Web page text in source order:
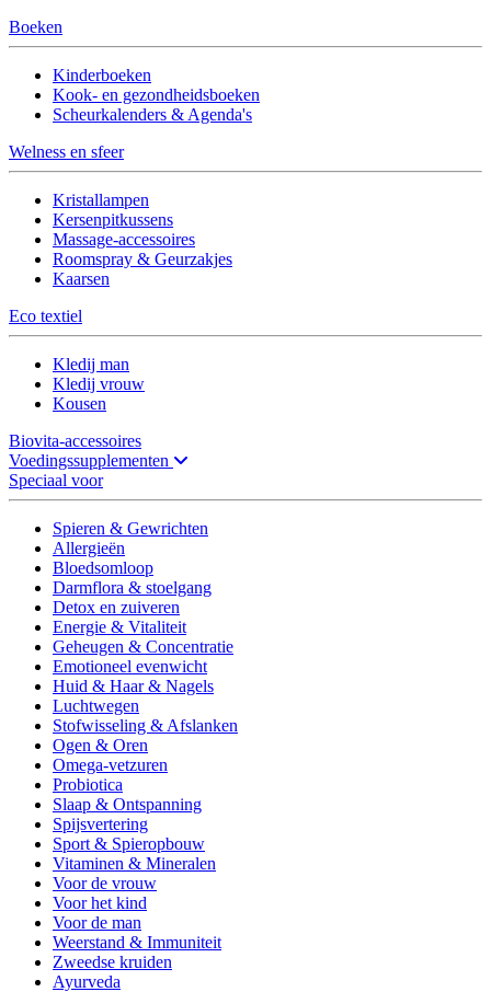
Boeken
Kinderboeken
Kook- en gezondheidsboeken
Scheurkalenders & Agenda's
Welness en sfeer
Kristallampen
Kersenpitkussens
Massage-accessoires
Roomspray & Geurzakjes
Kaarsen
Eco textiel
Kledij man
Kledij vrouw
Kousen
Biovita-accessoires
Voedingssupplementen
Speciaal voor
Spieren & Gewrichten
Allergieën
Bloedsomloop
Darmflora & stoelgang
Detox en zuiveren
Energie & Vitaliteit
Geheugen & Concentratie
Emotioneel evenwicht
Huid & Haar & Nagels
Luchtwegen
Stofwisseling & Afslanken
Ogen & Oren
Omega-vetzuren
Probiotica
Slaap & Ontspanning
Spijsvertering
Sport & Spieropbouw
Vitaminen & Mineralen
Voor de vrouw
Voor het kind
Voor de man
Weerstand & Immuniteit
Zweedse kruiden
Ayurveda